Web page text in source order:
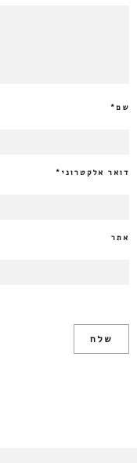
שם*
דואר אלקטרוני *
אתר